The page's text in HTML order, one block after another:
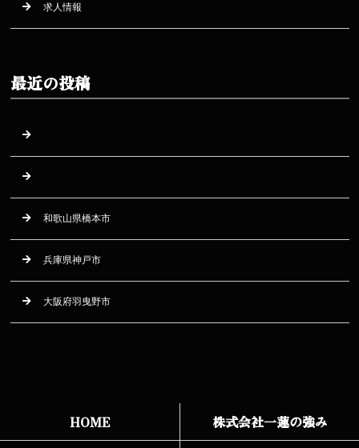
求人情報
最近の投稿
和歌山県橋本市
兵庫県神戸市
大阪府羽曳野市
HOME 株式会社一蓮の強み